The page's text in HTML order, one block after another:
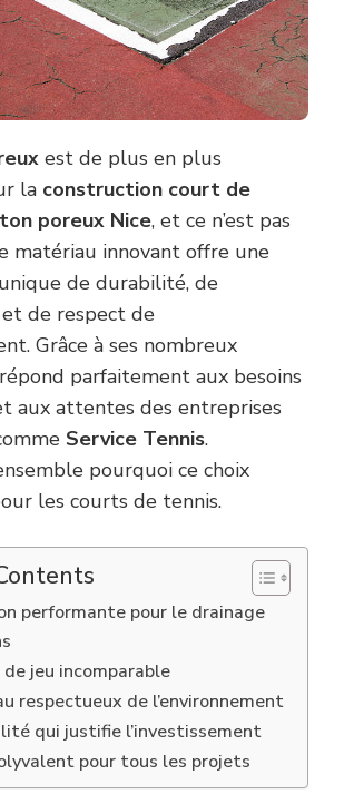
DE
EN
est de plus en plus
la construction court de
poreux Nice, et ce n’est pas
matériau innovant offre une
de durabilité, de
de respect de
Grâce à ses nombreux
parfaitement aux besoins
aux attentes des entreprises
Service Tennis.
pourquoi ce choix
les courts de tennis.
performante pour le drainage
jeu incomparable
respectueux de l’environnement
qui justifie l’investissement
pour tous les projets